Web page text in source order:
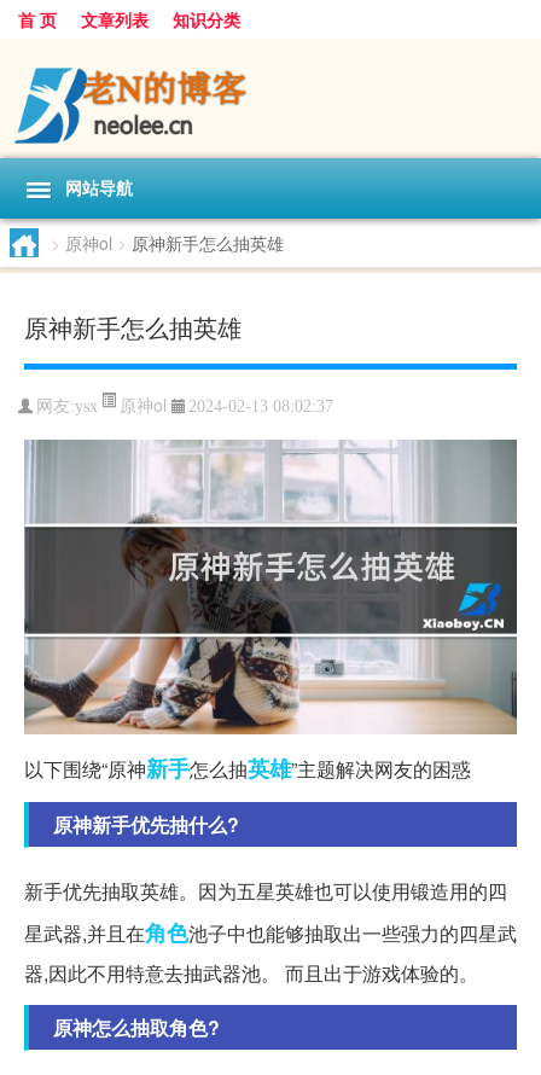
首 页 文章列表 知识分类
网站导航
> 原神ol > 原神新手怎么抽英雄
原神新手怎么抽英雄
网友:ysx 原神ol 2024-02-13 08:02:37
以下围绕“原神新手怎么抽英雄”主题解决网友的困惑
原神新手优先抽什么?
新手优先抽取英雄。因为五星英雄也可以使用锻造用的四
星武器,并且在角色池子中也能够抽取出一些强力的四星武
器,因此不用特意去抽武器池。 而且出于游戏体验的。
原神怎么抽取角色?